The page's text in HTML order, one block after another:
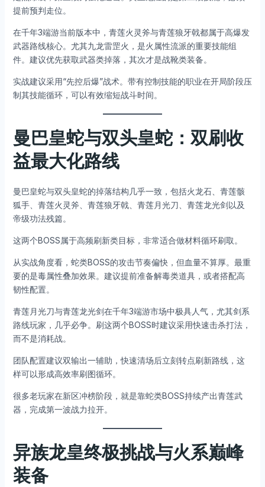
提前预判走位。
在千年3端游当前版本中，青莲火灵斧与青莲狼牙戟都属于高爆发
武器路线核心。尤其九龙雷罡火，是火属性流派的重要技能组
件。建议优先获取武器类掉落，其次才是战靴类装备。
实战建议采用“先控后爆”战术。带有控制技能的职业在开局阶段压
制其技能循环，可以有效缩短战斗时间。
曼巴皇蛇与双头皇蛇：双刷收
益最大化路线
曼巴皇蛇与双头皇蛇的掉落结构几乎一致，包括火龙石、青莲骸
狐手、青莲火灵斧、青莲狼牙戟、青莲月光刀、青莲龙光剑以及
帝级功法残篇。
这两个BOSS属于高频刷新类目标，非常适合做材料循环刷取。
从实战角度看，蛇类BOSS的攻击节奏偏快，但血量不算厚。最重
要的是毒属性叠加效果。建议提前准备解毒类道具，或者搭配高
韧性配置。
青莲月光刀与青莲龙光剑在千年3端游市场中极具人气，尤其剑系
路线玩家，几乎必争。刷这两个BOSS时建议采用快速击杀打法，
而不是消耗战。
团队配置建议双输出一辅助，快速清场后立刻转点刷新路线，这
样可以形成高效率刷图循环。
很多老玩家在新区冲榜阶段，就是靠蛇类BOSS持续产出青莲武
器，完成第一波战力拉开。
异族龙皇终极挑战与火系巅峰
装备